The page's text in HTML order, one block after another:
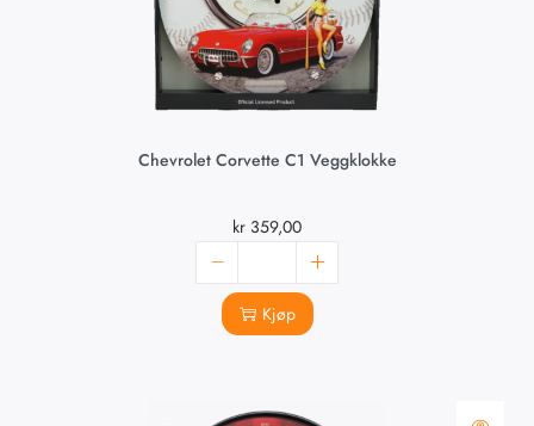
Chevrolet Corvette C1 Veggklokke
kr 359,00
Kjøp